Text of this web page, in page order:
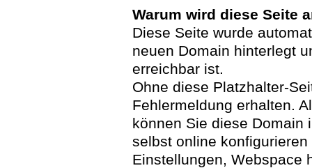
Warum wird diese Seite
Diese Seite wurde
neuen Domain hinterlegt
erreichbar ist.
Ohne diese Platzhalter-
Fehlermeldung erhalten.
können Sie diese Domain
selbst online
Einstellungen, Webspace